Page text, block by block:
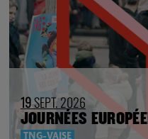
19SEPT. 2026
JOURNÉES
TNG-VAISE